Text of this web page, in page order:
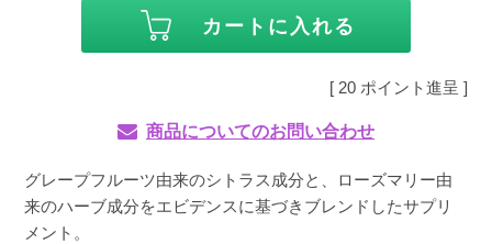
カートに入れる
[ 20 ポイント進呈 ]
商品についてのお問い合わせ
グレープフルーツ由来のシトラス成分と、ローズマリー由
来のハーブ成分をエビデンスに基づきブレンドしたサプリ
メント。